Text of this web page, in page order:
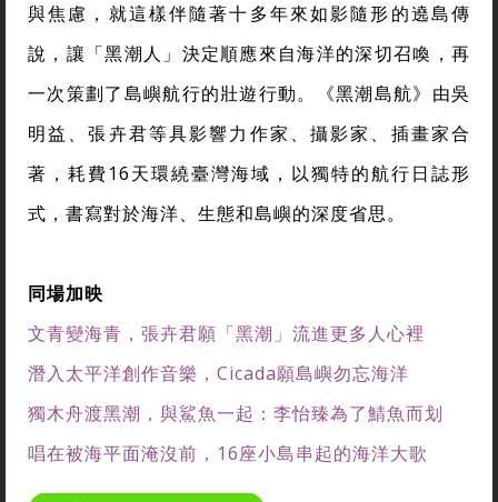
與焦慮，就這樣伴隨著十多年來如影隨形的遶島傳
說，讓「黑潮人」決定順應來自海洋的深切召喚，再
一次策劃了島嶼航行的壯遊行動。《黑潮島航》由吳
明益、張卉君等具影響力作家、攝影家、插畫家合
著，耗費16天環繞臺灣海域，以獨特的航行日誌形
式，書寫對於海洋、生態和島嶼的深度省思。
同場加映
文青變海青，張卉君願「黑潮」流進更多人心裡
潛入太平洋創作音樂，Cicada願島嶼勿忘海洋
獨木舟渡黑潮，與鯊魚一起：李怡臻為了鯖魚而划
唱在被海平面淹沒前，16座小島串起的海洋大歌